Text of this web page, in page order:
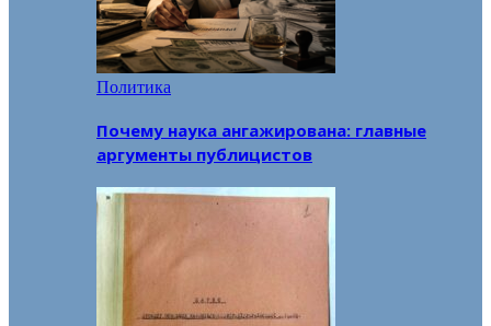
Политика
Почему наука ангажирована: главные
аргументы публицистов